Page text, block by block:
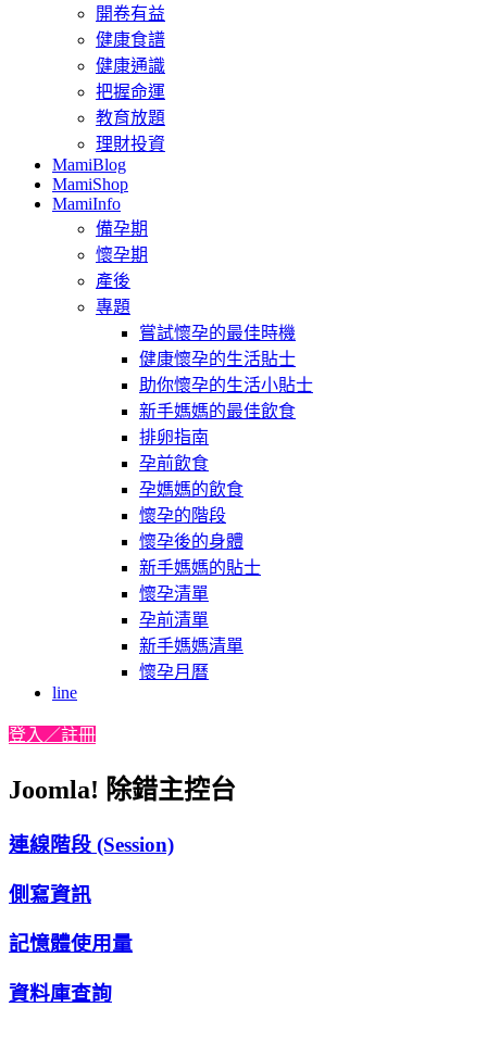
開卷有益
健康食譜
健康通識
把握命運
教育放題
理財投資
MamiBlog
MamiShop
MamiInfo
備孕期
懷孕期
產後
專題
嘗試懷孕的最佳時機
健康懷孕的生活貼士
助你懷孕的生活小貼士
新手媽媽的最佳飲食
排卵指南
孕前飲食
孕媽媽的飲食
懷孕的階段
懷孕後的身體
新手媽媽的貼士
懷孕清單
孕前清單
新手媽媽清單
懷孕月曆
line
登入／註冊
Joomla! 除錯主控台
連線階段 (Session)
側寫資訊
記憶體使用量
資料庫查詢